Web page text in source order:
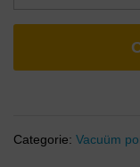
Categorie: Vacuüm